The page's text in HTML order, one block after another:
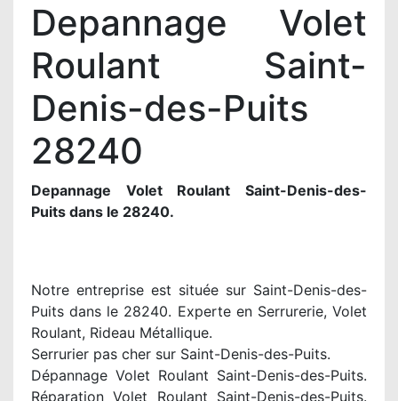
Depannage Volet
Roulant Saint-
Denis-des-Puits
28240
Depannage Volet Roulant Saint-Denis-des-
Puits dans le 28240.
Notre entreprise est située sur Saint-Denis-des-
Puits dans le 28240. Experte en Serrurerie, Volet
Roulant, Rideau Métallique.
Serrurier pas cher sur Saint-Denis-des-Puits.
Dépannage Volet Roulant Saint-Denis-des-Puits.
Réparation Volet Roulant Saint-Denis-des-Puits.